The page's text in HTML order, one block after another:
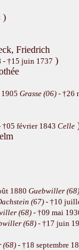
)
Friedrich
- †15 juin 1737 )
Grasse (06) - †26
†05 février 1843 Celle
1880 Guebwiller (68)
(67)- †10
(68) - †09 mai
(68) - †17 juin
(68) - †18 septembre